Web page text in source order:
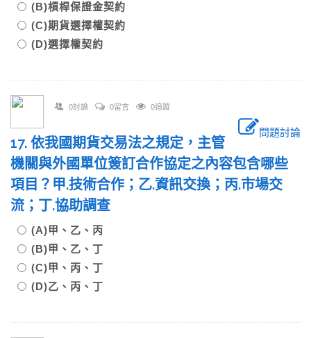
(B)槓桿保證金契約
(C)期貨選擇權契約
(D)選擇權契約
0討論 0留言 0追蹤
問題討論
17. 依我國期貨交易法之規定，主管
機關與外國單位簽訂合作協定之內容包含哪些
項目？甲.技術合作；乙.資訊交換；丙.市場交
流；丁.協助調查
(A)甲、乙、丙
(B)甲、乙、丁
(C)甲、丙、丁
(D)乙、丙、丁